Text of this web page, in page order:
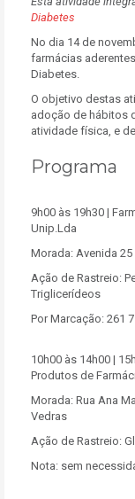
Diabetes
No dia 14 de
farmácias
Diabetes.
O objetivo destas
adoção de hábitos
atividade física, e
Programa
9h00 às 19h30 |
Unip.Lda
Morada: Avenida
Ação de Rastreio:
Triglicerídeos
Por Marcação: 261
10h00 às 14h00 |
Produtos de
Morada: Rua Ana
Vedras
Ação de Rastreio:
Nota: sem